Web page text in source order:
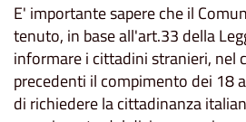
E' importante sapere che il
tenuto, in base all'art.33 della
informare i cittadini stranieri, nel
precedenti il compimento dei 18
di richiedere la cittadinanza